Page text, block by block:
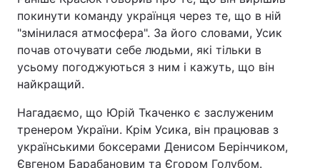
покинути команду українця через те, що в ній
"змінилася атмосфера". За його словами, Усик
почав оточувати себе людьми, які тільки в
усьому погоджуються з ним і кажуть, що він
найкращий.
Нагадаємо, що Юрій Ткаченко є заслуженим
тренером України. Крім Усика, він працював з
українськими боксерами Денисом Берінчиком,
Євгеном Барабановим та Єгором Голубом.